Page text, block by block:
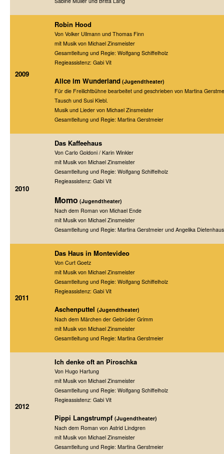
2009
Robin Hood
Von Volker Ullmann und Thomas Finn
mit Musik von Michael Zinsmeister
Gesamtleitung und Regie: Wolfgang Schiffelholz
Regieassistenz: Gabi Vit
Alice im Wunderland (Jugendtheater)
Für die Freilichtbühne bearbeitet und geschrieben von Martina
Tausch und Susi Klebl.
Musik und Lieder von Michael Zinsmeister
Gesamtleitung und Regie: Martina Gerstmeier
2010
Das Kaffeehaus
Von Carlo Goldoni / Karin Winkler
mit Musik von Michael Zinsmeister
Gesamtleitung und Regie: Wolfgang Schiffelholz
Regieassistenz: Gabi Vit
Momo (Jugendtheater)
Nach dem Roman von Michael Ende
mit Musik von Michael Zinsmeister
Gesamtleitung und Regie: Martina Gerstmeier und Angelika
2011
Das Haus in Montevideo
Von Curt Goetz
mit Musik von Michael Zinsmeister
Gesamtleitung und Regie: Wolfgang Schiffelholz
Regieassistenz: Gabi Vit
Aschenputtel (Jugendtheater)
Nach dem Märchen der Gebrüder Grimm
mit Musik von Michael Zinsmeister
Gesamtleitung und Regie: Martina Gerstmeier
2012
Ich denke oft an Piroschka
Von Hugo Hartung
mit Musik von Michael Zinsmeister
Gesamtleitung und Regie: Wolfgang Schiffelholz
Regieassistenz: Gabi Vit
Pippi Langstrumpf (Jugendtheater)
Nach dem Roman von Astrid Lindgren
mit Musik von Michael Zinsmeister
Gesamtleitung und Regie: Martina Gerstmeier